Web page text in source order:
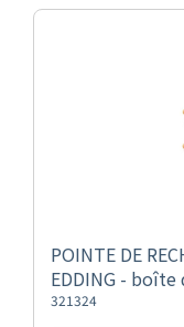
POINTE DE
EDDING - boîte
321324